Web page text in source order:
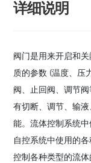
详细说明
阀门是用来开启和
质的参数 (温度、压
阀、止回阀、调节
有切断、调节、输
能。流体控制系统
自控系统中使用的
控制各种类型的流